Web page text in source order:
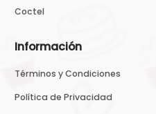
Coctel
Información
Términos y Condiciones
Política de Privacidad